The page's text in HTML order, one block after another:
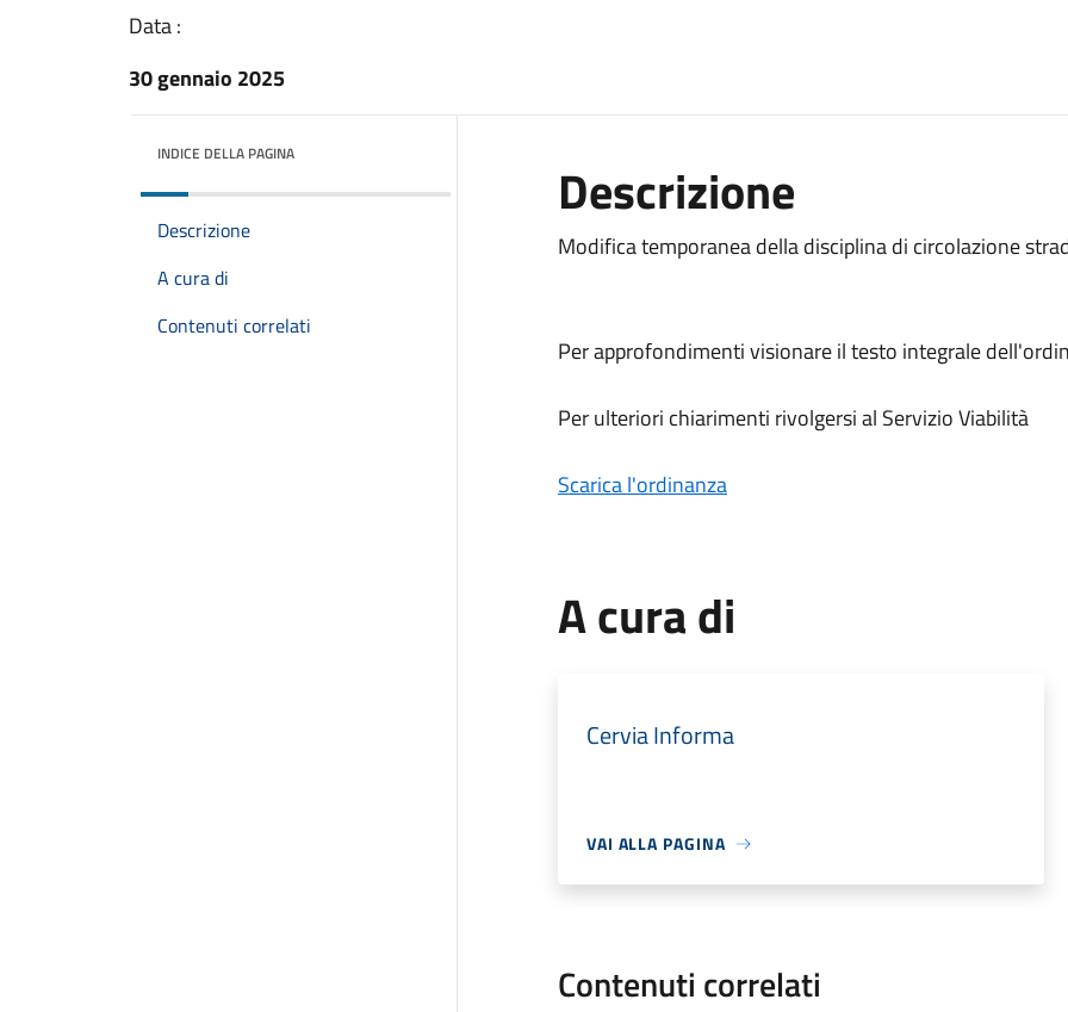
Data :
30 gennaio 2025
INDICE DELLA PAGINA
Descrizione
A cura di
Contenuti correlati
Descrizione
Modifica temporanea della disciplina di circolazione
Per approfondimenti visionare il testo integrale
Per ulteriori chiarimenti rivolgersi al Servizio Viabilità
Scarica l'ordinanza
A cura di
Cervia Informa
VAI ALLA PAGINA
Contenuti correlati